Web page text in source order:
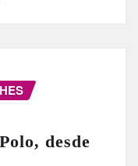
desde